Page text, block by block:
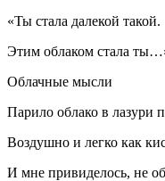
«Ты стала далекой такой.
Этим облаком стала
Облачные мысли
Парило облако в лазури
Воздушно и легко как
И мне привиделось, не